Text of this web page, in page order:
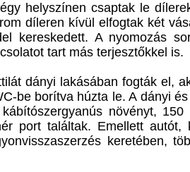
helyszínen csaptak le
díleren kívül elfogtak két
kereskedett. A nyomozás
tart más terjesztőkkel is.
dányi lakásában fogták el,
be borítva húzta le. A dányi
növényt, 150
port találtak. Emellett autót,
keretében,